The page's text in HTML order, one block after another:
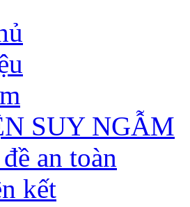
SUY NGẪM
an toàn
kết